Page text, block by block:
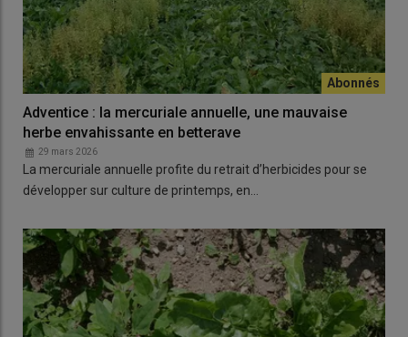
Adventice : la mercuriale annuelle, une mauvaise
herbe envahissante en betterave
29 mars 2026
La mercuriale annuelle profite du retrait d’herbicides pour se
développer sur culture de printemps, en…